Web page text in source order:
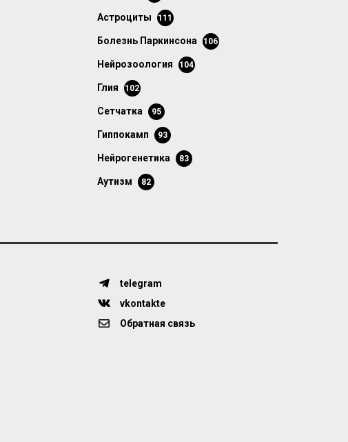
астроциты 111
болезнь Паркинсона 106
нейрозоология 104
глия 102
сетчатка 95
гиппокамп 93
нейрогенетика 83
аутизм 82
telegram
vkontakte
Обратная связь